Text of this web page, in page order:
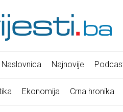
Naslovnica Najnovije
Ekonomija Crna hronika